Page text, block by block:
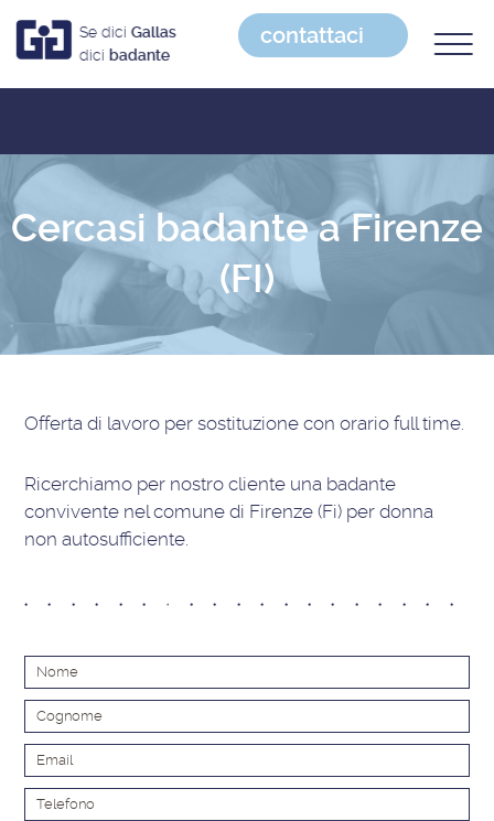
Se dici Gallas
dici badante
contattaci
Cercasi badante a Firenze
(FI)
Offerta di lavoro per sostituzione con orario full time
Ricerchiamo per nostro cliente una badante
convivente nel comune di Firenze (Fi) per donna
non autosufficiente.